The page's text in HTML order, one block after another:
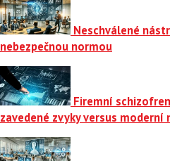
Neschválené
nebezpečnou normou
Firemní
zavedené zvyky versus moderní